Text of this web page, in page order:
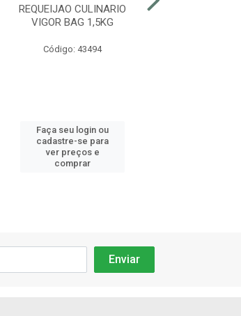
REQUEIJAO CULINARIO
VIGOR BAG 1,5KG
Código: 43494
Faça seu login ou
cadastre-se para
ver preços e
comprar